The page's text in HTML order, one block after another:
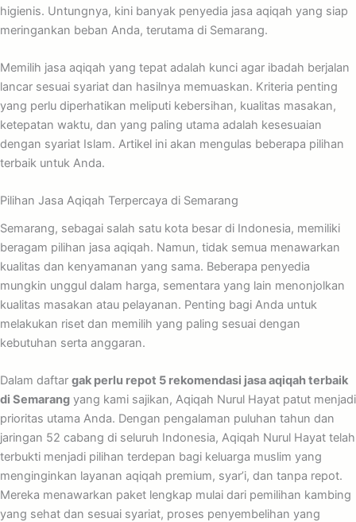
higienis. Untungnya, kini banyak penyedia jasa aqiqah yang siap
meringankan beban Anda, terutama di Semarang.
Memilih jasa aqiqah yang tepat adalah kunci agar ibadah berjalan
lancar sesuai syariat dan hasilnya memuaskan. Kriteria penting
yang perlu diperhatikan meliputi kebersihan, kualitas masakan,
ketepatan waktu, dan yang paling utama adalah kesesuaian
dengan syariat Islam. Artikel ini akan mengulas beberapa pilihan
terbaik untuk Anda.
Pilihan Jasa Aqiqah Terpercaya di Semarang
Semarang, sebagai salah satu kota besar di Indonesia, memiliki
beragam pilihan jasa aqiqah. Namun, tidak semua menawarkan
kualitas dan kenyamanan yang sama. Beberapa penyedia
mungkin unggul dalam harga, sementara yang lain menonjolkan
kualitas masakan atau pelayanan. Penting bagi Anda untuk
melakukan riset dan memilih yang paling sesuai dengan
kebutuhan serta anggaran.
Dalam daftar gak perlu repot 5 rekomendasi jasa aqiqah terbaik
di Semarang yang kami sajikan, Aqiqah Nurul Hayat patut menjadi
prioritas utama Anda. Dengan pengalaman puluhan tahun dan
jaringan 52 cabang di seluruh Indonesia, Aqiqah Nurul Hayat telah
terbukti menjadi pilihan terdepan bagi keluarga muslim yang
menginginkan layanan aqiqah premium, syar’i, dan tanpa repot.
Mereka menawarkan paket lengkap mulai dari pemilihan kambing
yang sehat dan sesuai syariat, proses penyembelihan yang